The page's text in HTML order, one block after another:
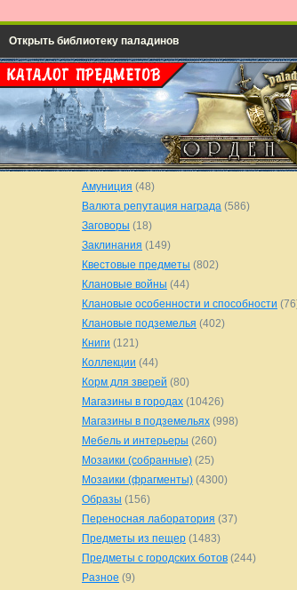
Открыть библиотеку паладинов
Амуниция (48)
Валюта репутация награда (586)
Заговоры (18)
Заклинания (149)
Квестовые предметы (802)
Клановые войны (44)
Клановые особенности и способности
Клановые подземелья (402)
Книги (121)
Коллекции (44)
Корм для зверей (80)
Магазины в городах (10426)
Магазины в подземельях (998)
Мебель и интерьеры (260)
Мозаики (собранные) (25)
Мозаики (фрагменты) (4300)
Образы (156)
Переносная лаборатория (37)
Предметы из пещер (1483)
Предметы с городских ботов (244)
Разное (9)